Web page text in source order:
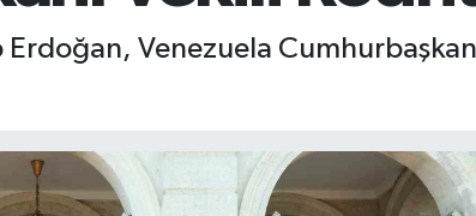
Erdoğan, Venezuela